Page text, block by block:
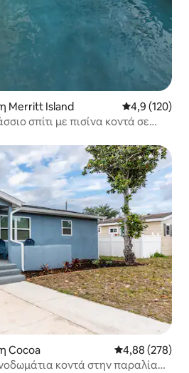
Merritt Island Μέση
4,9 (120)
σπίτι με πισίνα κοντά σε
Cocoa Μέση
4,88 (278)
κοντά στην παραλία